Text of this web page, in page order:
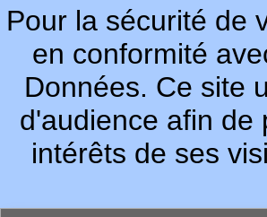
Pour la sécurité de
en conformité
Données. Ce site
d'audience afin de
intérêts de ses